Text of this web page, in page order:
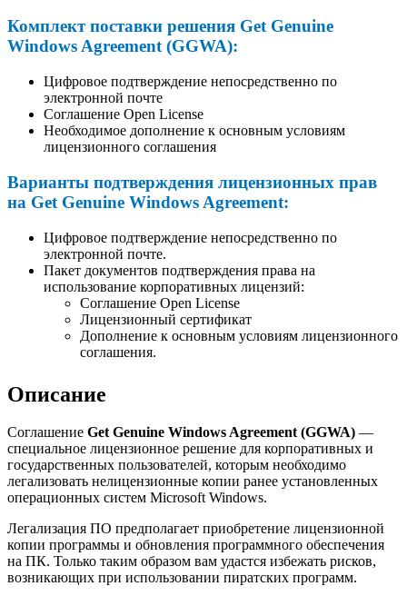
Комплект поставки решения Get Genuine
Windows Agreement (GGWA):
Цифровое подтверждение непосредственно по
электронной почте
Соглашение Open License
Необходимое дополнение к основным условиям
лицензионного соглашения
Варианты подтверждения лицензионных прав
на Get Genuine Windows Agreement:
Цифровое подтверждение непосредственно по
электронной почте.
Пакет документов подтверждения права на
использование корпоративных лицензий:
Соглашение Open License
Лицензионный сертификат
Дополнение к основным условиям лицензионного
соглашения.
Описание
Соглашение Get Genuine Windows Agreement (GGWA) —
специальное лицензионное решение для корпоративных и
государственных пользователей, которым необходимо
легализовать нелицензионные копии ранее установленных
операционных систем Microsoft Windows.
Легализация ПО предполагает приобретение лицензионной
копии программы и обновления программного обеспечения
на ПК. Только таким образом вам удастся избежать рисков,
возникающих при использовании пиратских программ.